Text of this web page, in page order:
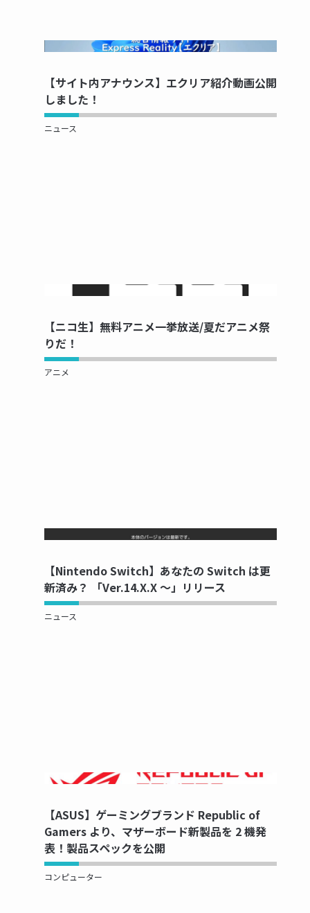
NOW PRINTING...
【サイト内アナウンス】エクリア紹介動画公開
しました！
ニュース
NOW PRINTING...
【ニコ生】無料アニメ一挙放送/夏だアニメ祭
りだ！
アニメ
NOW PRINTING...
【Nintendo Switch】あなたの Switch は更
新済み？ 「Ver.14.X.X ～」リリース
ニュース
NOW PRINTING...
【ASUS】ゲーミングブランド Republic of
Gamers より、マザーボード新製品を 2 機発
表！製品スペックを公開
コンピューター